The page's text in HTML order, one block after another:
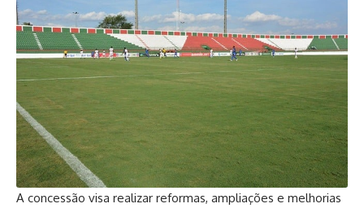
A concessão visa realizar reformas, ampliações e melhorias